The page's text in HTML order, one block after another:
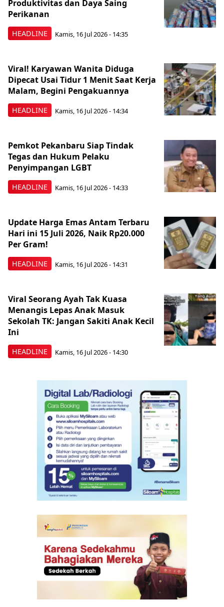
HEADLINE
Produktivitas dan Daya Saing
Perikanan
Kamis, 16 Jul 2026 - 14:35
HEADLINE
Viral! Karyawan Wanita Diduga
Dipecat Usai Tidur 1 Menit Saat Kerja
Malam, Begini Pengakuannya
Kamis, 16 Jul 2026 - 14:34
HEADLINE
Pemkot Pekanbaru Siap Tindak
Tegas dan Hukum Pelaku
Penyimpangan LGBT
Kamis, 16 Jul 2026 - 14:33
HEADLINE
Update Harga Emas Antam Terbaru
Hari ini 15 Juli 2026, Naik Rp20.000
Per Gram!
Kamis, 16 Jul 2026 - 14:31
HEADLINE
Viral Seorang Ayah Tak Kuasa
Menangis Lepas Anak Masuk
Sekolah TK: Jangan Sakiti Anak Kecil
Ini
Kamis, 16 Jul 2026 - 14:30